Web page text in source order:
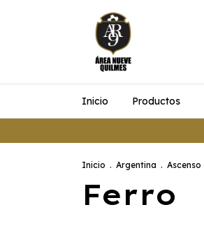
Inicio Productos
Inicio . Argentina . Ascenso
Ferro